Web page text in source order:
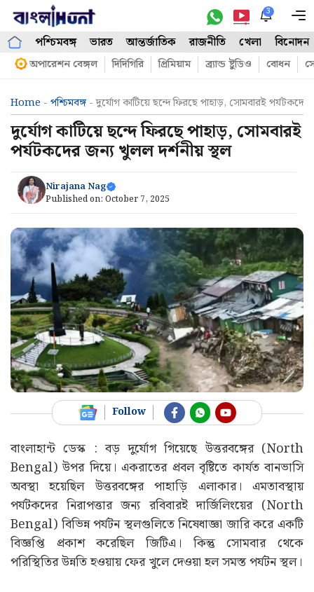
Skip
content
3
পশ্চিমবঙ্গ ভারত আন্তর্জাতিক রাজনীতি খেলা বিনোদন
অপারেশন বেঙ্গল দিদিগিরি প্রিমিয়াম ব্র্যান্ড ষ্টুডিও বোধন
Home - পশ্চিমবঙ্গ-দুর্যোগ কাটিয়ে ছন্দে ফিরছে পাহাড়, সোমবারই
দুর্যোগ কাটিয়ে ছন্দে ফিরছে পাহাড়, সোমবারই
পর্যটকদের জন্য খুলল দর্শনীয় স্থল
Nirajana Nag
Published on: October 7, 2025
Follow
বাংলাহান্ট ডেস্ক : বড় দুর্যোগ গিয়েছে উত্তরবঙ্গের (North
Bengal) উপর দিয়ে। একরাতের প্রবল বৃষ্টিতে কার্যত বানভাসি
অবস্থা হয়েছিল উত্তরবঙ্গের পাহাড়ি এলাকার। এমতাবস্থায়
পর্যটকদের নিরাপত্তার জন্য রবিবারই দার্জিলিংয়ের (North
Bengal) বিভিন্ন পর্যটন স্থলগুলিতে নিষেধাজ্ঞা জারি করে একটি
বিজ্ঞপ্তি প্রকাশ করেছিল জিটিএ। কিন্তু সোমবার থেকে
পরিস্থিতির উন্নতি হওয়ায় ফের খুলে দেওয়া হল সমস্ত পর্যটন স্থল।